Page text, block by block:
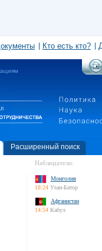
Кто есть кто?
Расширенный поиск
Наблюдатели:
Монголия
18:24 Улан-Батор
Афганистан
14:54 Кабул